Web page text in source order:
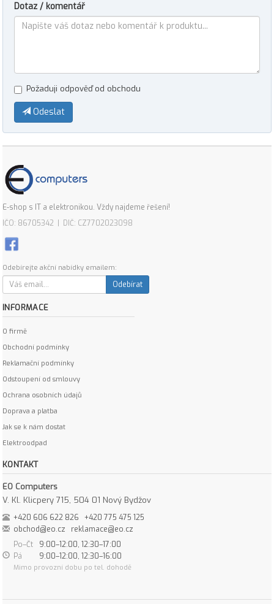
Dotaz / komentář
Požaduji odpověď od obchodu
Odeslat
E-shop s IT a elektronikou. Vždy najdeme řešení!
IČO: 86705342 | DIČ: CZ7702023098
Odebírejte akční nabídky emailem:
Odebírat
INFORMACE
O firmě
Obchodní podmínky
Reklamační podmínky
Odstoupení od smlouvy
Ochrana osobních údajů
Doprava a platba
Jak se k nám dostat
Elektroodpad
KONTAKT
EO Computers
V. Kl. Klicpery 715, 504 01 Nový Bydžov
+420 606 622 826
+420 775 475 125
obchod@eo.cz
reklamace@eo.cz
Po–Čt
9:00–12:00, 12:30–17:00
Pá
9:00–12:00, 12:30–16:00
Mimo provozní dobu po tel. dohodě